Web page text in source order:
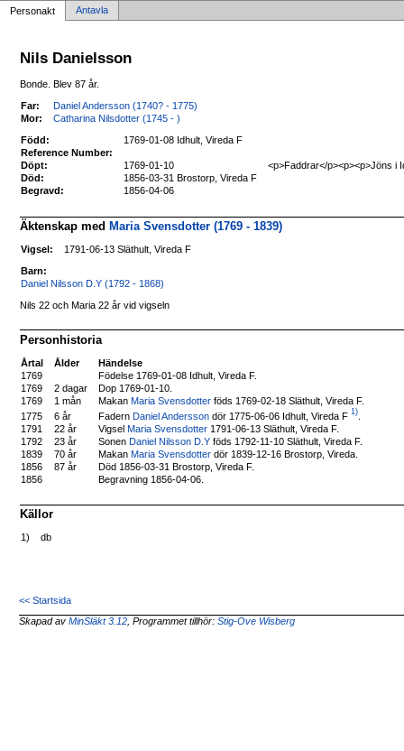
Personakt Antavla
Nils Danielsson
Bonde. Blev 87 år.
Far:
Daniel Andersson (1740? - 1775)
Mor:
Catharina Nilsdotter (1745 - )
Född:
1769-01-08 Idhult, Vireda F
Reference Number:
Döpt:
1769-01-10
<p>Faddrar</p><p><p>Jöns i
Död:
1856-03-31 Brostorp, Vireda F
Begravd:
1856-04-06
Äktenskap medMaria Svensdotter (1769 - 1839)
Vigsel: 1791-06-13 Släthult, Vireda F
Barn:
Daniel Nilsson D.Y (1792 - 1868)
Nils 22 och Maria 22 år vid vigseln
Personhistoria
Årtal Ålder
Händelse
1769
Födelse 1769-01-08 Idhult, Vireda F.
1769
2 dagar
Dop 1769-01-10.
1769
1 mån MakanMaria Svensdotter föds 1769-02-18 Släthult, Vireda F.
1775
6 år FadernDaniel Andersson dör 1775-06-06 Idhult, Vireda F 1)
1791
22 år VigselMaria Svensdotter 1791-06-13 Släthult, Vireda F.
1792
23 år SonenDaniel Nilsson D.Y föds 1792-11-10 Släthult, Vireda F.
1839
70 år MakanMaria Svensdotter dör 1839-12-16 Brostorp, Vireda.
1856
87 år
Död 1856-03-31 Brostorp, Vireda F.
1856
Begravning 1856-04-06.
Källor
1) db
<< Startsida
Skapad avMinSläkt 3.12 , Programmet tillhör:Stig-Ove Wisberg